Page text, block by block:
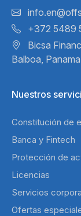
+372 5489
Bicsa
Balboa,
Nuestros
Constitución de
Banca y Fintech
Protección de
Licencias
Servicios
Ofertas